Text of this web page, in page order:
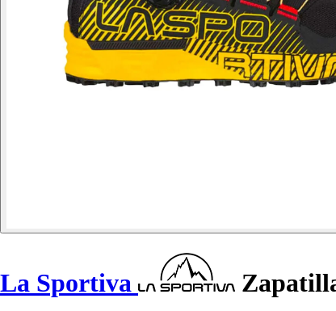
La Sportiva